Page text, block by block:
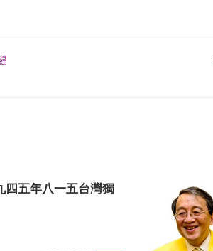
四五年八一五台灣獨